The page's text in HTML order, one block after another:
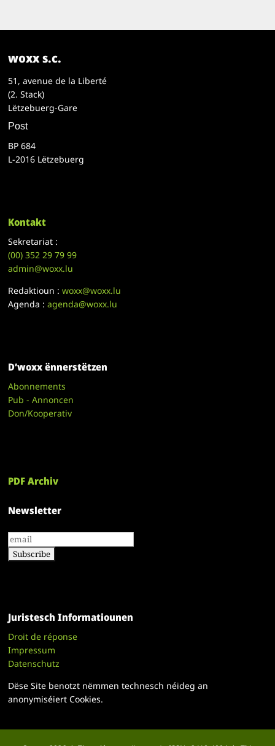
woxx s.c.
51, avenue de la Liberté
(2. Stack)
Lëtzebuerg-Gare
Post
BP 684
L-2016 Lëtzebuerg
Kontakt
Sekretariat :
(00)352 29 79 99
admin@woxx.lu
Redaktioun :woxx@woxx.lu
Agenda :agenda@woxx.lu
D’woxx ënnerstëtzen
Abonnements
Pub - Annoncen
Don/Kooperativ
PDF Archiv
Newsletter
Juristesch Informatiounen
Droit de réponse
Impressum
Datenschutz
Dëse Site benotzt nëmmen technesch néideg an
anonymiséiert Cookies.